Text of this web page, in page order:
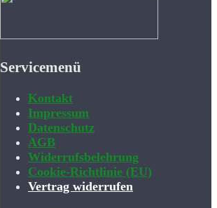
Servicemenü
Kontakt
Impressum
Datenschutz
AGB
Widerrufsbelehrung
Cookie-Richtlinie (EU)
Vertrag widerrufen